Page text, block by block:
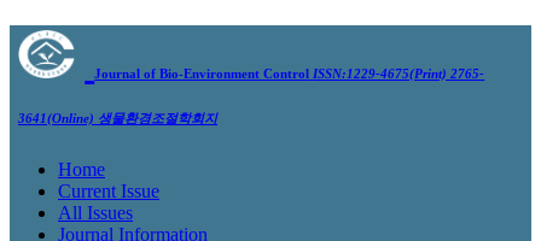
Journal of Bio-Environment Control ISSN:1229-4675(Print) 2765-
3641(Online) 생물환경조절학회지
Home
Current Issue
All Issues
Journal Information